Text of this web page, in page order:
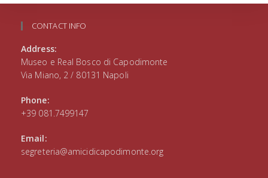
CONTACT INFO
Address:
Museo e Real Bosco di Capodimonte
Via Miano, 2 / 80131 Napoli
Phone:
+39 081.7499147
Email:
segreteria@amicidicapodimonte.org